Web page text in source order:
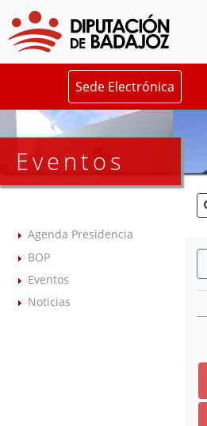
Sede Electrónica
Eventos
Agenda Presidencia
BOP
Eventos
Noticias